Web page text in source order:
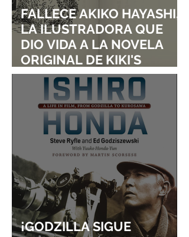
FALLECE AKIKO HAYASHI,
LA ILUSTRADORA QUE
DIO VIDA A LA NOVELA
ORIGINAL DE KIKI'S
DELIVERY SERVICE
¡GODZILLA SIGUE